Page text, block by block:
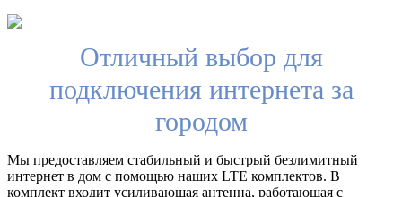
Отличный выбор для
подключения интернета за
городом
Мы предоставляем стабильный и быстрый безлимитный
интернет в дом с помощью наших LTE комплектов. В
комплект входит усиливающая антенна, работающая с